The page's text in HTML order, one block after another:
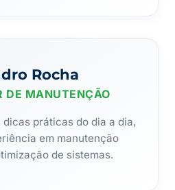
Rocha
DE MANUTENÇÃO
dicas práticas do dia a dia,
em manutenção
de sistemas.